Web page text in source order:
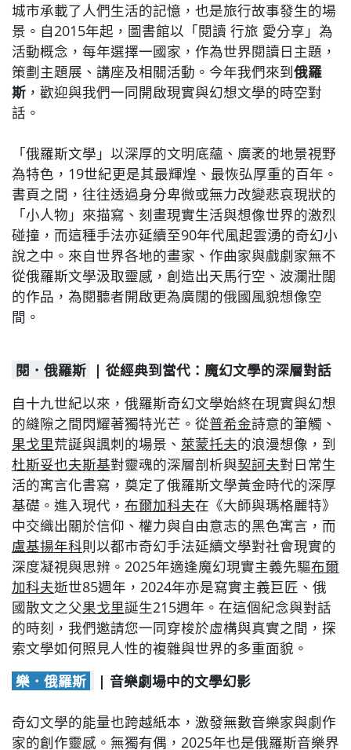
城市承載了人們生活的記憶，也是旅行故事發生的場
景。自2015年起，圖書館以「閱讀 行旅 愛分享」為
活動概念，每年選擇一國家，作為世界閱讀日主題，
策劃主題展、講座及相關活動。今年我們來到俄羅
斯 ，歡迎與我們一同開啟現實與幻想文學的時空對
話。
「俄羅斯文學」以深厚的文明底蘊、廣袤的地景視野
為特色，19世紀更是其最輝煌、最恢弘厚重的百年。
書頁之間，往往透過身分卑微或無力改變悲哀現狀的
「小人物」來描寫、刻畫現實生活與想像世界的激烈
碰撞，而這種手法亦延續至90年代風起雲湧的奇幻小
說之中。來自世界各地的畫家、作曲家與戲劇家無不
從俄羅斯文學汲取靈感，創造出天馬行空、波瀾壯闊
的作品，為閱聽者開啟更為廣闊的俄國風貌想像空
間。
閱．俄羅斯 | 從經典到當代：魔幻文學的深層對話
自十九世紀以來，俄羅斯奇幻文學始終在現實與幻想
的縫隙之間閃耀著獨特光芒。從普希金詩意的筆觸、
果戈里荒誕與諷刺的場景、 萊蒙托夫的浪漫想像，到
杜斯妥也夫斯基對靈魂的深層剖析與契訶夫對日常生
活的寓言化書寫，奠定了俄羅斯文學黃金時代的深厚
基礎。進入現代， 布爾加科夫在《大師與瑪格麗特》
中交織出關於信仰、權力與自由意志的黑色寓言，而
盧基揚年科則以都市奇幻手法延續文學對社會現實的
深度凝視與思辨。2025年適逢魔幻現實主義先驅布爾
加科夫逝世85週年，2024年亦是寫實主義巨匠、俄
國散文之父果戈里誕生215週年。在這個紀念與對話
的時刻，我們邀請您一同穿梭於虛構與真實之間，探
索文學如何照見人性的複雜與世界的多重面貌。
樂．俄羅斯
| 音樂劇場中的文學幻影
奇幻文學的能量也跨越紙本，激發無數音樂家與劇作
家的創作靈感。無獨有偶，2025年也是俄羅斯音樂界